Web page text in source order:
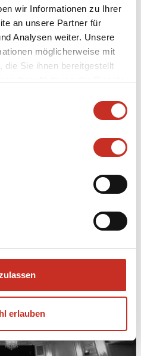
wir Informationen zu Ihrer
an unsere Partner für
Analysen weiter. Unsere
möglicherweise mit
die Sie ihnen bereitgestellt
erlauben
PLAY
FREUNDE